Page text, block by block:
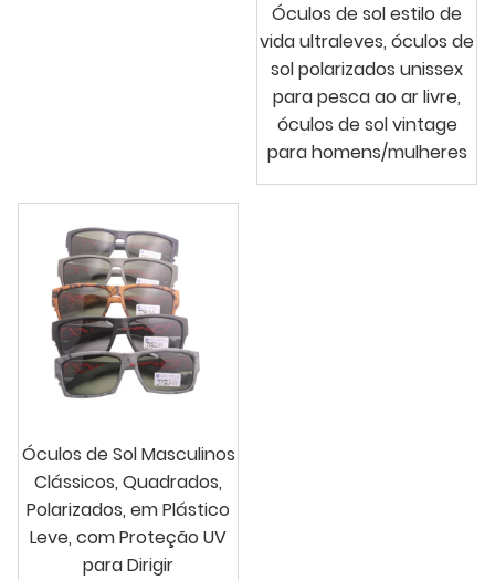
Óculos de sol estilo de
vida ultraleves, óculos de
sol polarizados unissex
para pesca ao ar livre,
óculos de sol vintage
para homens/mulheres
Óculos de Sol Masculinos
Clássicos, Quadrados,
Polarizados, em Plástico
Leve, com Proteção UV
para Dirigir